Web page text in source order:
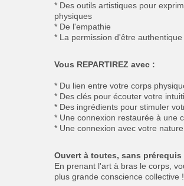
* Des outils artistiques pour
physiques
* De l'empathie
* La permission d'être
Vous REPARTIREZ avec :
* Du lien entre votre corps
* Des clés pour écouter votre
* Des ingrédients pour stimuler
* Une connexion restaurée à une
* Une connexion avec votre
Ouvert à toutes, sans prérequis
En prenant l'art à bras le corps,
plus grande conscience collective !